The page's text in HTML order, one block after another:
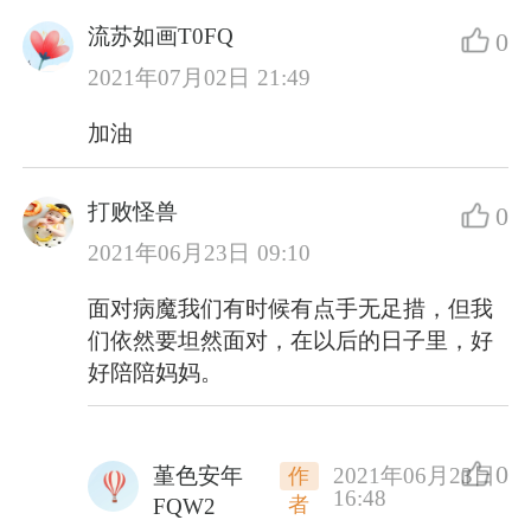
流苏如画T0FQ
2021年07月02日 21:49
0
加油
打败怪兽
2021年06月23日 09:10
0
面对病魔我们有时候有点手无足措，但我
们依然要坦然面对，在以后的日子里，好
好陪陪妈妈。
堇色安年
FQW2
作
者
2021年06月23日
16:48
0